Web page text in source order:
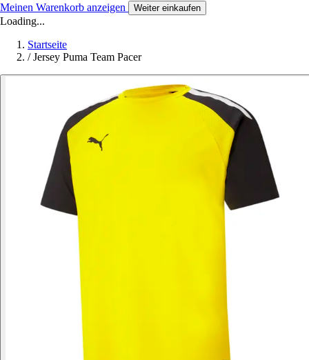
Meinen Warenkorb anzeigen Weiter einkaufen
Loading...
Startseite
/ Jersey Puma Team Pacer